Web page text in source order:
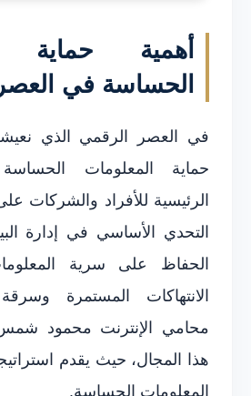
أهمية حماية
الحساسة في
في العصر الرقمي الذي
حماية المعلومات
الرئيسية للأفراد والشركات
التحدي الأساسي في إدارة
الحفاظ على سرية
الانتهاكات المستمرة
محامي الإنترنت محمود
هذا المجال، حيث يقدم
المعلومات الحساسة.